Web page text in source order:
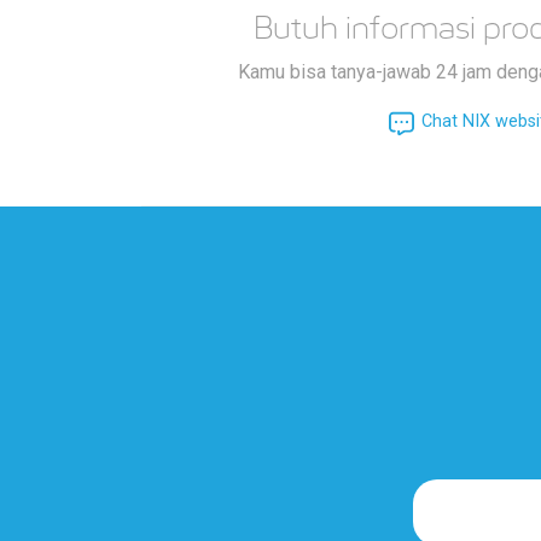
Butuh informasi
Kamu bisa tanya-jawab 24 jam
Chat NIX